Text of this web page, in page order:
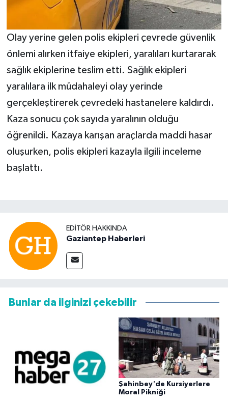
Olay yerine gelen polis ekipleri çevrede güvenlik
önlemi alırken itfaiye ekipleri, yaralıları kurtararak
sağlık ekiplerine teslim etti. Sağlık ekipleri
yaralılara ilk müdahaleyi olay yerinde
gerçekleştirerek çevredeki hastanelere kaldırdı.
Kaza sonucu çok sayıda yaralının olduğu
öğrenildi. Kazaya karışan araçlarda maddi hasar
oluşurken, polis ekipleri kazayla ilgili inceleme
başlattı.
EDITÖR HAKKINDA
Gaziantep Haberleri
Bunlar da ilginizi çekebilir
Şahinbey'de Kursiyerlere
Moral Pikniği